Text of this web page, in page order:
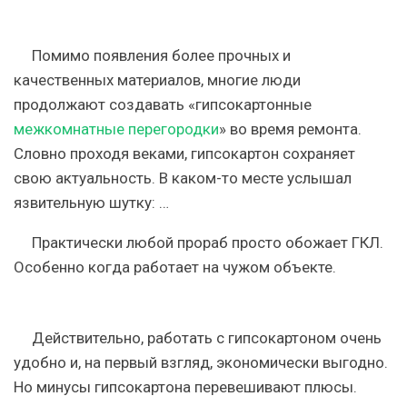
Помимо появления более прочных и
качественных материалов, многие люди
продолжают создавать «гипсокартонные
межкомнатные перегородки» во время ремонта.
Словно проходя веками, гипсокартон сохраняет
свою актуальность. В каком-то месте услышал
язвительную шутку: …
Практически любой прораб просто обожает ГКЛ.
Особенно когда работает на чужом объекте.
Действительно, работать с гипсокартоном очень
удобно и, на первый взгляд, экономически выгодно.
Но минусы гипсокартона перевешивают плюсы.